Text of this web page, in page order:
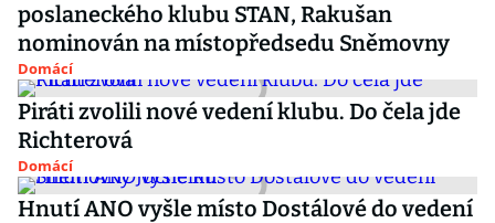
poslaneckého klubu STAN, Rakušan
nominován na místopředsedu Sněmovny
Domácí
Piráti zvolili nové vedení klubu. Do čela jde
Richterová
Domácí
Hnutí ANO vyšle místo Dostálové do vedení